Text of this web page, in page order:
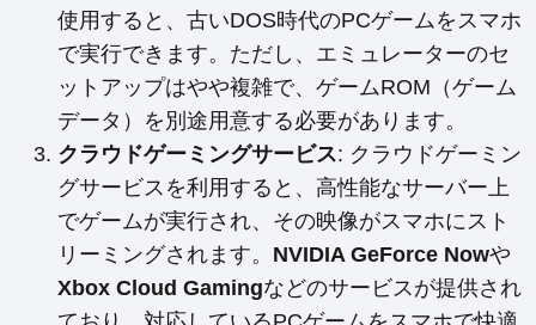
使用すると、古いDOS時代のPCゲームをスマホ
で実行できます。ただし、エミュレーターのセ
ットアップはやや複雑で、ゲームROM（ゲーム
データ）を別途用意する必要があります。
クラウドゲーミングサービス: クラウドゲーミン
グサービスを利用すると、高性能なサーバー上
でゲームが実行され、その映像がスマホにスト
リーミングされます。 NVIDIA GeForce Nowや
Xbox Cloud Gamingなどのサービスが提供され